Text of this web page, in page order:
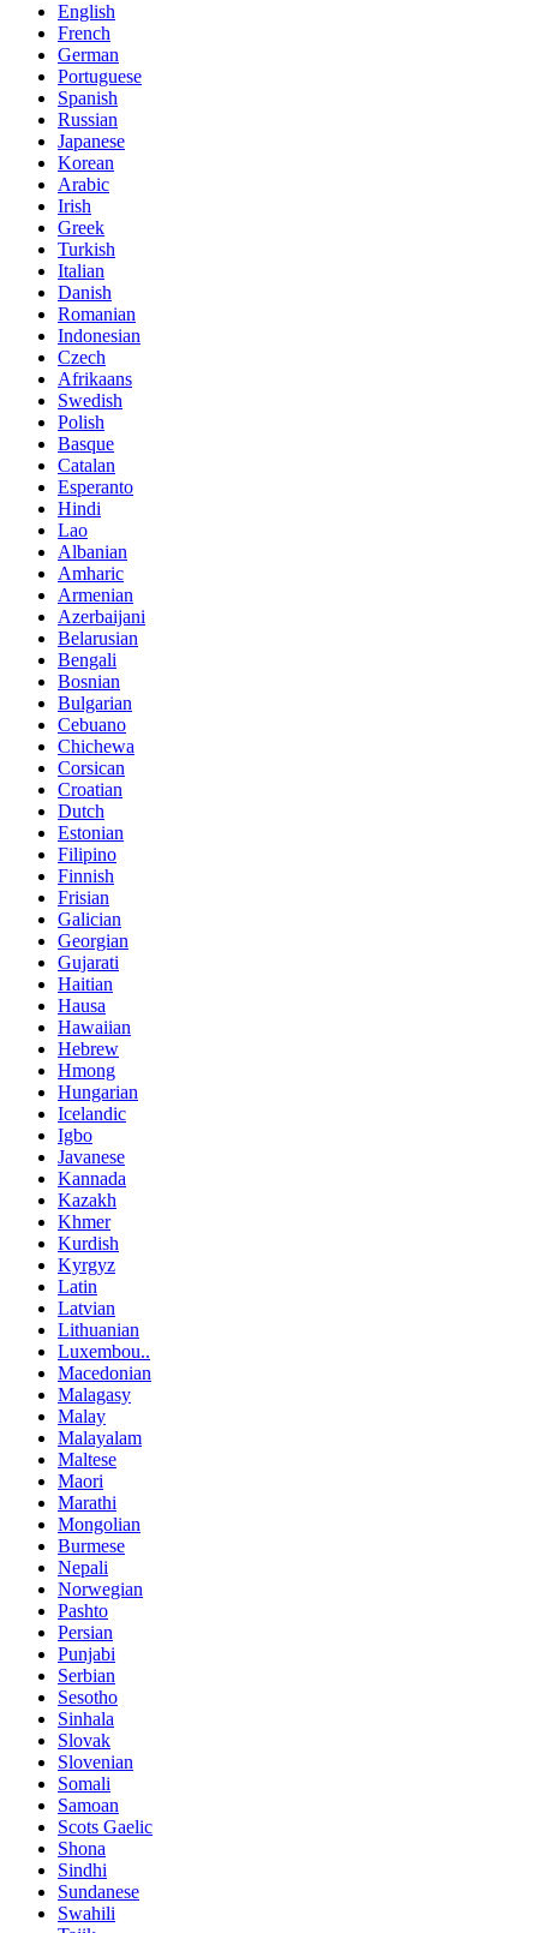
English
French
German
Portuguese
Spanish
Russian
Japanese
Korean
Arabic
Irish
Greek
Turkish
Italian
Danish
Romanian
Indonesian
Czech
Afrikaans
Swedish
Polish
Basque
Catalan
Esperanto
Hindi
Lao
Albanian
Amharic
Armenian
Azerbaijani
Belarusian
Bengali
Bosnian
Bulgarian
Cebuano
Chichewa
Corsican
Croatian
Dutch
Estonian
Filipino
Finnish
Frisian
Galician
Georgian
Gujarati
Haitian
Hausa
Hawaiian
Hebrew
Hmong
Hungarian
Icelandic
Igbo
Javanese
Kannada
Kazakh
Khmer
Kurdish
Kyrgyz
Latin
Latvian
Lithuanian
Luxembou..
Macedonian
Malagasy
Malay
Malayalam
Maltese
Maori
Marathi
Mongolian
Burmese
Nepali
Norwegian
Pashto
Persian
Punjabi
Serbian
Sesotho
Sinhala
Slovak
Slovenian
Somali
Samoan
Scots Gaelic
Shona
Sindhi
Sundanese
Swahili